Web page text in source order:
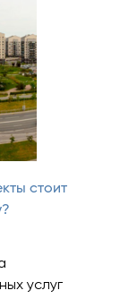
стоит
услуг